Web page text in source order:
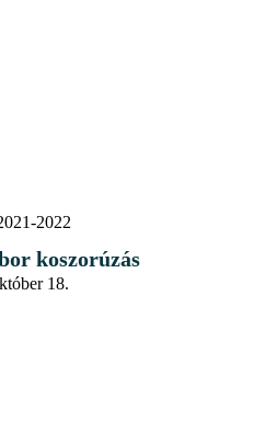
2022
koszorúzás
18.